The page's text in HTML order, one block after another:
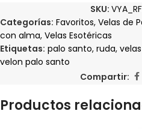
SKU:
Categorías: Favoritos, Velas de
con alma, Velas Esotéricas
Etiquetas: palo santo, ruda,
velon palo santo
Compartir:
Productos